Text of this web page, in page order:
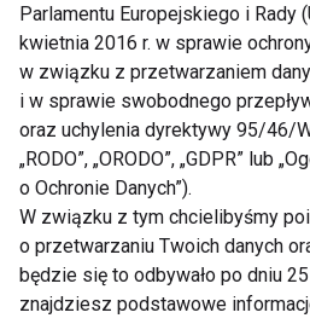
Targi FIT-
kondycję
Jatomi
Parlamentu Europejskiego i Rady
kwietnia 2016 r. w sprawie
w związku z przetwarzaniem
i w sprawie swobodnego
oraz uchylenia dyrektywy 95/46/
„RODO”, „ORODO”, „GDPR” lub
o Ochronie Danych”).
W związku z tym chcielibyśmy
o przetwarzaniu Twoich danych
będzie się to odbywało po dniu
znajdziesz podstawowe